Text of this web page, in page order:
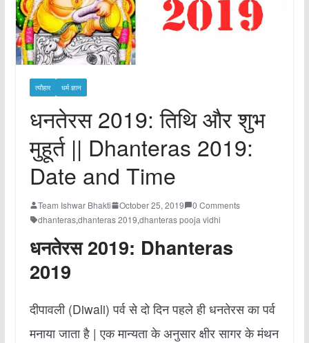
त्यौहार धर्म ज्ञान
धनतेरस 2019: तिथि और शुभ
मुहूर्त || Dhanteras 2019:
Date and Time
Team Ishwar Bhakti October 25, 2019
0 Comments
dhanteras,dhanteras 2019,dhanteras pooja vidhi
धनतेरस 2019: Dhanteras
2019
दीपावली (Diwali) पर्व से दो दिन पहले ही धनतेरस का पर्व
मनाया जाता है | एक मान्‍यता के अनुसार क्षीर सागर के मंथन